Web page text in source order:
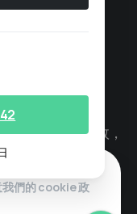
我們的cookie 政
放
特廣場， 倫敦，